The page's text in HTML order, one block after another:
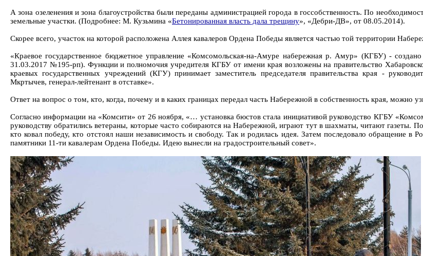
А зона озеленения и зона благоустройства были переданы администрацией города в госсобственность. По
земельные участки. (Подробнее: М. Кузьмина «Бетонированная власть дала трещину», «Дебри-ДВ», от 08.05.2014).
Скорее всего, участок на которой расположена Аллея кавалеров Ордена Победы является частью той территории
«Краевое государственное бюджетное управление «Комсомольская-на-Амуре набережная р. Амур» (КГБУ) -
31.03.2017 №195-рп). Функции и полномочия учредителя КГБУ от имени края возложены на правительство
краевых государственных учреждений (КГУ) принимает заместитель председателя правительства края -
Мкртычев, генерал-лейтенант в отставке».
Ответ на вопрос о том, кто, когда, почему и в каких границах передал часть Набережной в собственность края, можно
Согласно информации на «Комсити» от 26 ноября, «… установка бюстов стала инициативой руководство КГБУ
руководству обратились ветераны, которые часто собираются на Набережной, играют тут в шахматы, читают газеты.
кто ковал победу, кто отстоял наши независимость и свободу. Так и родилась идея. Затем последовало обращение в
памятники 11-ти кавалерам Ордена Победы. Идею вынесли на градостроительный совет».